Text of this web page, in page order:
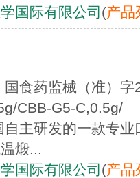
国际有限公司 (产品
国食药监械（准
CBB-G5-C,0.5g/
主研发的一款专
煅...
国际有限公司 (产品